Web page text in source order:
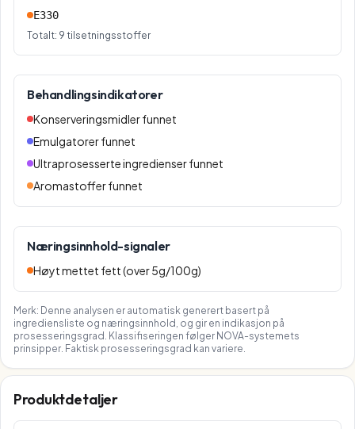
E330
Totalt: 9 tilsetningsstoffer
Behandlingsindikatorer
Konserveringsmidler funnet
Emulgatorer funnet
Ultraprosesserte ingredienser funnet
Aromastoffer funnet
Næringsinnhold-signaler
Høyt mettet fett (over 5g/100g)
Merk: Denne analysen er automatisk generert basert på
ingrediensliste og næringsinnhold, og gir en indikasjon på
prosesseringsgrad. Klassifiseringen følger NOVA-systemets
prinsipper. Faktisk prosesseringsgrad kan variere.
Produktdetaljer